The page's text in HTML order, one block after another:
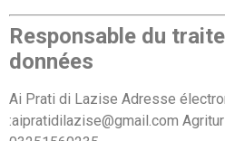
Responsable du
données
Ai Prati di Lazise Adresse
:aipratidilazise@gmail.com